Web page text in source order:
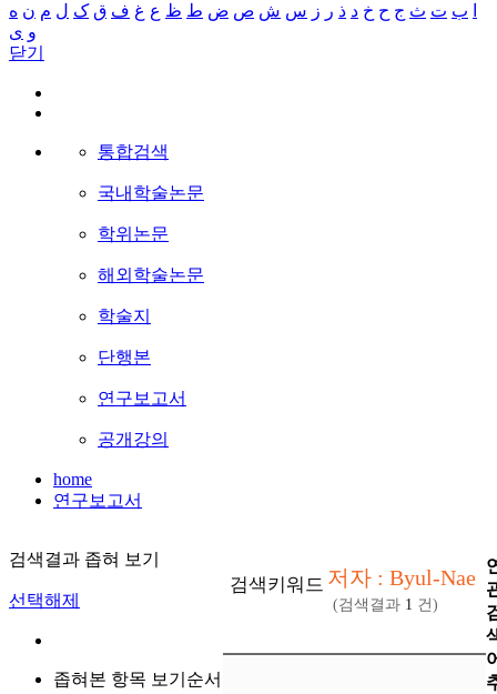
ب ت ث ج ح خ د ذ ر ز س ش ص ض ط ظ ع غ ف ق ک ل م ن ه
و ی
닫기
통합검색
국내학술논문
학위논문
해외학술논문
학술지
단행본
연구보고서
공개강의
home
연구보고서
검색결과 좁혀 보기
선택해제
좁혀본 항목 보기순서
검색키워드 저자 : Byul-Nae
(검색결과 1 건)